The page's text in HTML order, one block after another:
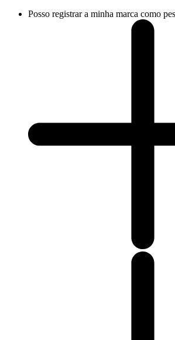
Posso registrar a minha marca como